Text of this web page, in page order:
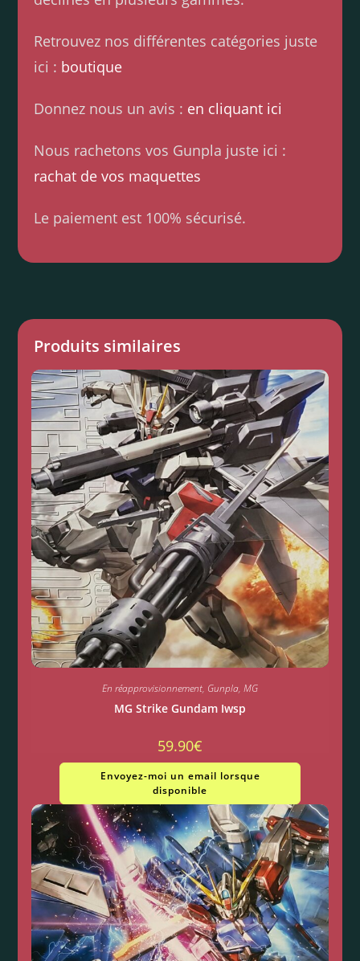
Retrouvez nos différentes catégories juste
ici : boutique
Donnez nous un avis : en cliquant ici
Nous rachetons vos Gunpla juste ici :
rachat de vos maquettes
Le paiement est 100% sécurisé.
Produits similaires
En réapprovisionnement, Gunpla, MG
MG Strike Gundam Iwsp
59.90€
Envoyez-moi un email lorsque
disponible